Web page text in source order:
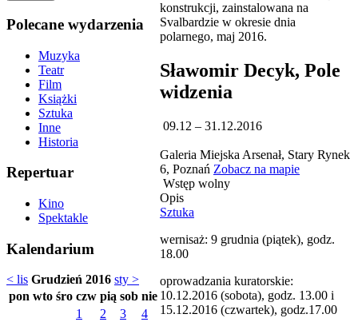
Polecane wydarzenia
Muzyka
Teatr
Film
Książki
Sztuka
Inne
Historia
Repertuar
Kino
Spektakle
Kalendarium
< lis Grudzień 2016 sty >
pon wto śro czw pią sob nie
1
2 3
4
Sławomir Decyk, Pole
widzenia
09.12 – 31.12.2016
Galeria Miejska Arsenał, Stary Rynek
6, Poznań Zobacz na mapie
Wstęp wolny
Opis
Sztuka
wernisaż: 9 grudnia (piątek), godz.
18.00
oprowadzania kuratorskie:
10.12.2016 (sobota), godz. 13.00 i
15.12.2016 (czwartek), godz.17.00